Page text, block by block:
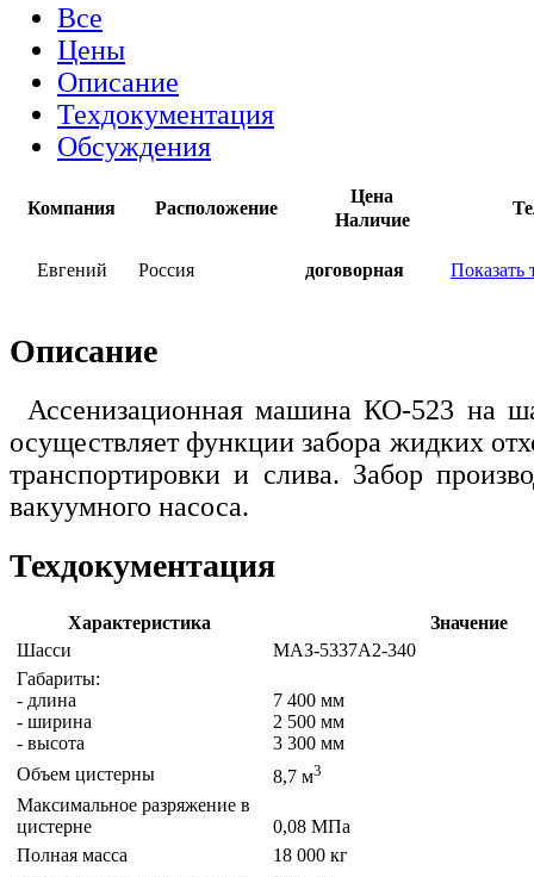
Все
Цены
Описание
Техдокументация
Обсуждения
Компания Расположение
Цена
Наличие
Евгений Россия договорная Показать
Описание
Ассенизационная машина КО-523 на
осуществляет функции забора жидких
транспортировки и слива. Забор
вакуумного насоса.
Техдокументация
Характеристика
Значение
Шасси
МАЗ-5337А2-340
Габариты:
- длина
- ширина
- высота
7 400 мм
2 500 мм
3 300 мм
Объем цистерны
8,7 м3
Максимальное разряжение в
цистерне
0,08 МПа
Полная масса
18 000 кг